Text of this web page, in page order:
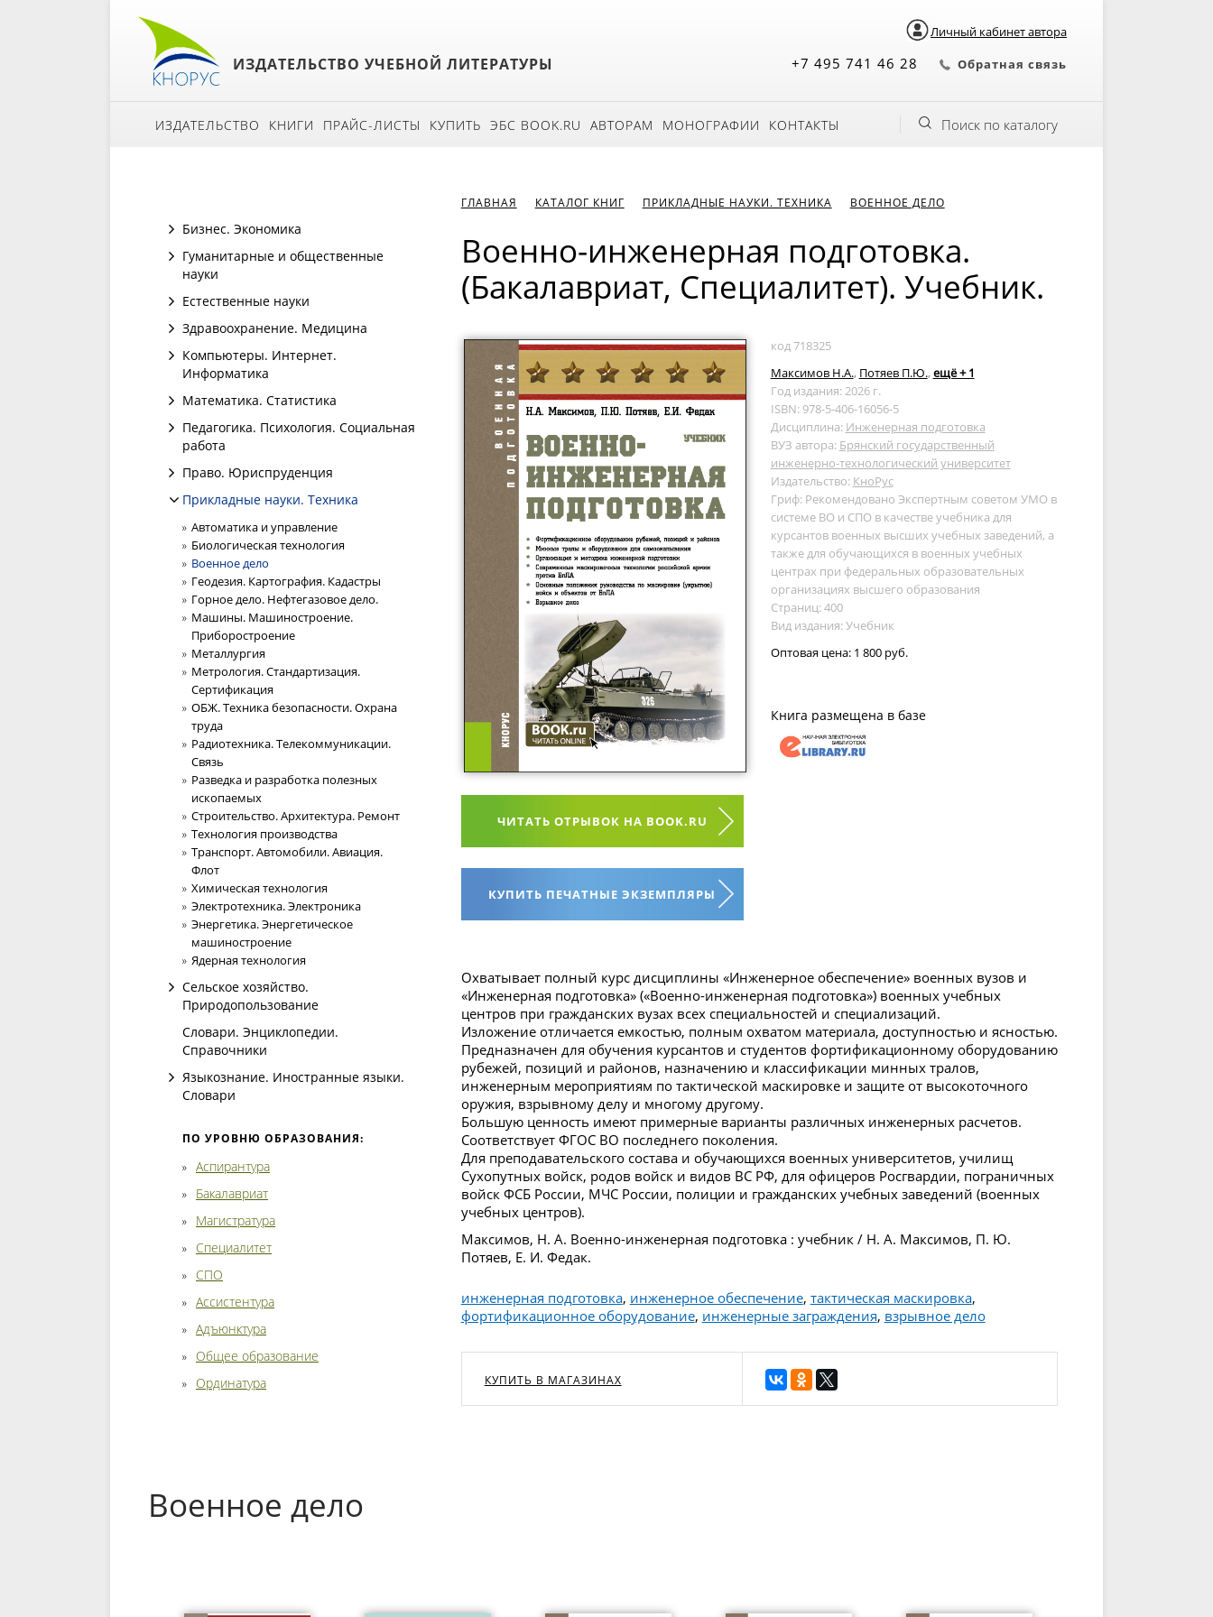
Личный кабинет автора
ИЗДАТЕЛЬСТВО УЧЕБНОЙ ЛИТЕРАТУРЫ +7 495 741 46 28 Обратная связь
ИЗДАТЕЛЬСТВО КНИГИ ПРАЙС-ЛИСТЫ КУПИТЬ ЭБС BOOK.RU АВТОРАМ МОНОГРАФИИ КОНТАКТЫ Поиск по каталогу
Бизнес. Экономика
Гуманитарные и общественные
науки
Естественные науки
Здравоохранение. Медицина
Компьютеры. Интернет.
Информатика
Математика. Статистика
Педагогика. Психология. Социальная
работа
Право. Юриспруденция
Прикладные науки. Техника
Автоматика и управление
Биологическая технология
Военное дело
Геодезия. Картография. Кадастры
Горное дело. Нефтегазовое дело.
Машины. Машиностроение.
Приборостроение
Металлургия
Метрология. Стандартизация.
Сертификация
ОБЖ. Техника безопасности. Охрана
труда
Радиотехника. Телекоммуникации.
Связь
Разведка и разработка полезных
ископаемых
Строительство. Архитектура. Ремонт
Технология производства
Транспорт. Автомобили. Авиация.
Флот
Химическая технология
Электротехника. Электроника
Энергетика. Энергетическое
машиностроение
Ядерная технология
Сельское хозяйство.
Природопользование
Словари. Энциклопедии.
Справочники
Языкознание. Иностранные языки.
Словари
ПО УРОВНЮ ОБРАЗОВАНИЯ:
Аспирантура
Бакалавриат
Магистратура
Специалитет
СПО
Ассистентура
Адъюнктура
Общее образование
Ординатура
ГЛАВНАЯ КАТАЛОГ КНИГ ПРИКЛАДНЫЕ НАУКИ. ТЕХНИКА ВОЕННОЕ ДЕЛО
Военно-инженерная подготовка.
(Бакалавриат, Специалитет). Учебник.
ЧИТАТЬ ОТРЫВОК НА BOOK.RU
КУПИТЬ ПЕЧАТНЫЕ ЭКЗЕМПЛЯРЫ
код 718325
Максимов Н.А., Потяев П.Ю., ещё + 1
Год издания: 2026 г.
ISBN: 978-5-406-16056-5
Дисциплина: Инженерная подготовка
ВУЗ автора: Брянский государственный
инженерно-технологический университет
Издательство: КноРус
Гриф: Рекомендовано Экспертным советом УМО в
системе ВО и СПО в качестве учебника для
курсантов военных высших учебных заведений, а
также для обучающихся в военных учебных
центрах при федеральных образовательных
организациях высшего образования
Страниц: 400
Вид издания: Учебник
Оптовая цена: 1 800 руб.
Книга размещена в базе
Охватывает полный курс дисциплины «Инженерное обеспечение» военных вузов и
«Инженерная подготовка» («Военно-инженерная подготовка») военных учебных
центров при гражданских вузах всех специальностей и специализаций.
Изложение отличается емкостью, полным охватом материала, доступностью и ясностью.
Предназначен для обучения курсантов и студентов фортификационному оборудованию
рубежей, позиций и районов, назначению и классификации минных тралов,
инженерным мероприятиям по тактической маскировке и защите от высокоточного
оружия, взрывному делу и многому другому.
Большую ценность имеют примерные варианты различных инженерных расчетов.
Соответствует ФГОС ВО последнего поколения.
Для преподавательского состава и обучающихся военных университетов, училищ
Сухопутных войск, родов войск и видов ВС РФ, для офицеров Росгвардии, пограничных
войск ФСБ России, МЧС России, полиции и гражданских учебных заведений (военных
учебных центров).
Максимов, Н. А. Военно-инженерная подготовка : учебник / Н. А. Максимов, П. Ю.
Потяев, Е. И. Федак.
инженерная подготовка, инженерное обеспечение, тактическая маскировка,
фортификационное оборудование, инженерные заграждения, взрывное дело
КУПИТЬ В МАГАЗИНАХ
Военное дело